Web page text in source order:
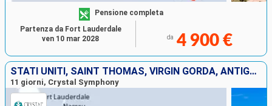
Pensione completa
da 4 900 €
Partenza da Fort Lauderdale
ven 10 mar 2028
STATI UNITI, SAINT THOMAS, VIRGIN GORDA, ANTIGUA E BARBUDA, PORTORICO, REPUBBLICA DOMINICANA, BAHAMAS
11 giorni, Crystal Symphony